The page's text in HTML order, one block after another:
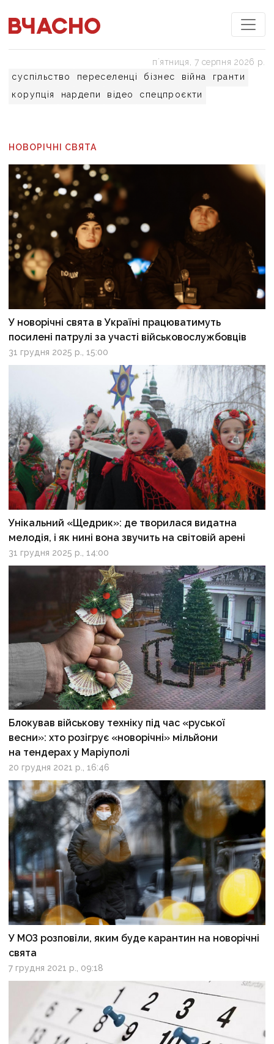
суспільство переселенці бізнес війна
гранти
корупція
нардепи відео спецпроєкти
пʼятниця, 7 серпня 2026 р.
НОВОРІЧНІ СВЯТА
У новорічні свята в Україні працюватимуть
посилені патрулі за участі військовослужбовців
31 грудня 2025 р., 15:00
Унікальний «Щедрик»: де творилася видатна
мелодія, і як нині вона звучить на світовій арені
31 грудня 2025 р., 14:00
Блокував військову техніку під час «руської
весни»: хто розігрує «новорічні» мільйони
на тендерах у Маріуполі
20 грудня 2021 р., 16:46
У МОЗ розповіли, яким буде карантин на новорічні
свята
7 грудня 2021 р., 09:18